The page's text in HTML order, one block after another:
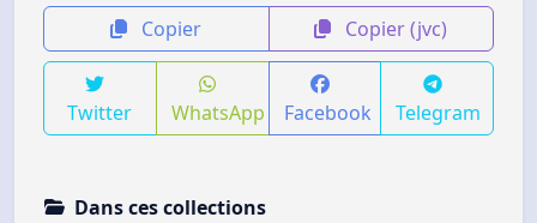
Copier Copier (jvc)
Twitter WhatsApp Facebook Telegram
Dans ces collections